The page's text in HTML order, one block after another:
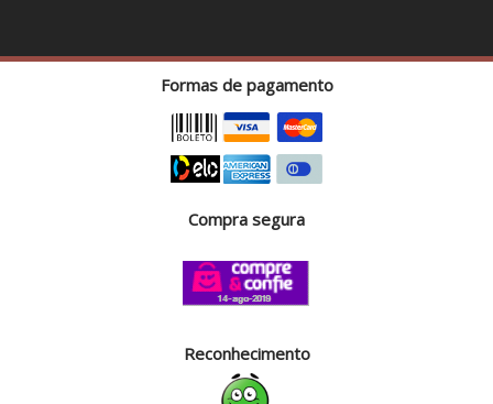
Formas de pagamento
Compra segura
Reconhecimento